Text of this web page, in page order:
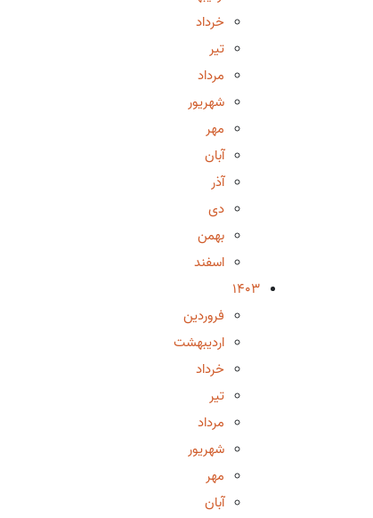
خرداد
تیر
مرداد
شهریور
مهر
آبان
آذر
دی
بهمن
اسفند
1403
فروردین
اردیبهشت
خرداد
تیر
مرداد
شهریور
مهر
آبان